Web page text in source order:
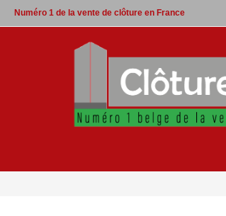
Skip
to
Numéro 1 de la vente de clôture en France